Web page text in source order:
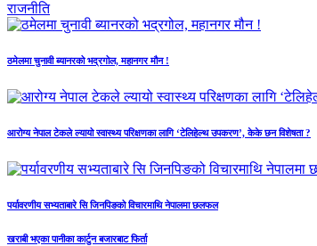
राजनीति
ठमेलमा चुनावी ब्यानरको भद्रगोल, महानगर मौन !
आरोग्य नेपाल टेकले ल्यायो स्वास्थ्य परिक्षणका लागि ‘टेलिहेल्थ उपकरण’, केके छन विशेषता ?
पर्यावरणीय सभ्यताबारे सि जिनपिङको विचारमाथि नेपालमा छलफल
खराबी भएका पानीका कार्टुन बजारबाट फिर्ता